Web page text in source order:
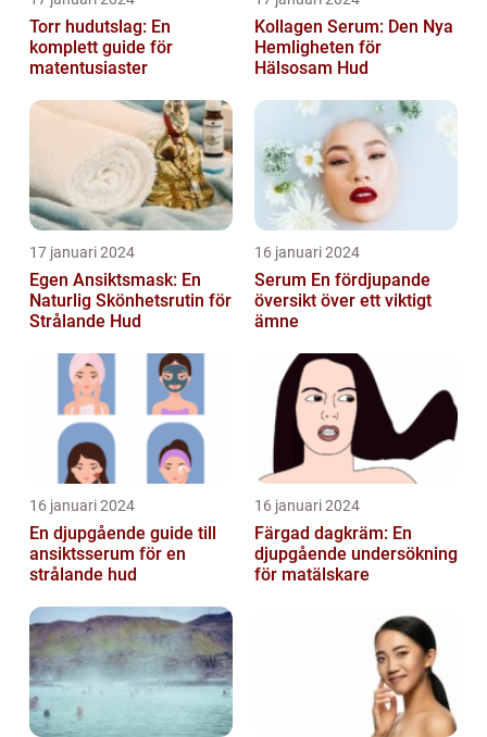
Torr hudutslag: En
komplett guide för
matentusiaster
Kollagen Serum: Den Nya
Hemligheten för
Hälsosam Hud
17 januari 2024
Egen Ansiktsmask: En
Naturlig Skönhetsrutin för
Strålande Hud
16 januari 2024
Serum En fördjupande
översikt över ett viktigt
ämne
16 januari 2024
En djupgående guide till
ansiktsserum för en
strålande hud
16 januari 2024
Färgad dagkräm: En
djupgående undersökning
för matälskare